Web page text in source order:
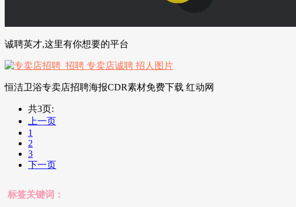
诚聘英才,这里有你想要的平台
恒洁卫浴专卖店招聘海报CDR素材免费下载 红动网
共3页:
上一页
1
2
3
下一页
标签关键词：